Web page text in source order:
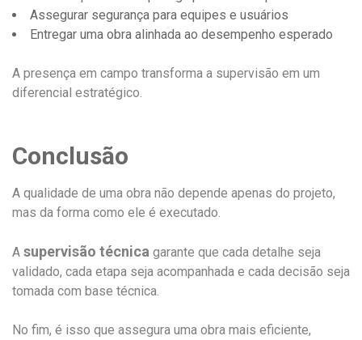
Assegurar segurança para equipes e usuários
Entregar uma obra alinhada ao desempenho esperado
A presença em campo transforma a supervisão em um
diferencial estratégico.
Conclusão
A qualidade de uma obra não depende apenas do projeto,
mas da forma como ele é executado.
A supervisão técnica garante que cada detalhe seja
validado, cada etapa seja acompanhada e cada decisão seja
tomada com base técnica.
No fim, é isso que assegura uma obra mais eficiente,